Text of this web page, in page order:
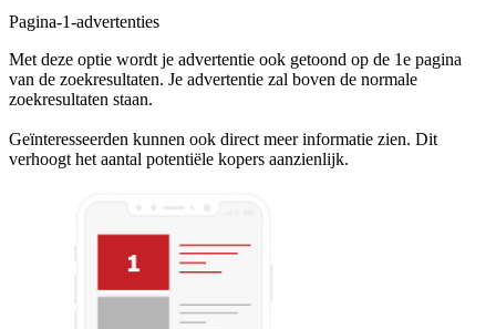
Pagina-1-advertenties
Met deze optie wordt je advertentie ook getoond op de 1e pagina
van de zoekresultaten. Je advertentie zal boven de normale
zoekresultaten staan.
Geïnteresseerden kunnen ook direct meer informatie zien. Dit
verhoogt het aantal potentiële kopers aanzienlijk.